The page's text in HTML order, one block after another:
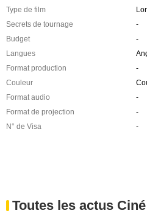
Type de film
Secrets de tournage
-
Budget
-
Langues
Format production
-
Couleur
Format audio
-
Format de projection
-
N° de Visa
-
Toutes les actus Ciné